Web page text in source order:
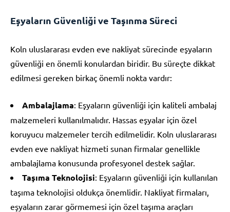
Eşyaların Güvenliği ve Taşınma Süreci
Koln uluslararası evden eve nakliyat sürecinde eşyaların
güvenliği en önemli konulardan biridir. Bu süreçte dikkat
edilmesi gereken birkaç önemli nokta vardır:
Ambalajlama: Eşyaların güvenliği için kaliteli ambalaj
malzemeleri kullanılmalıdır. Hassas eşyalar için özel
koruyucu malzemeler tercih edilmelidir. Koln uluslararası
evden eve nakliyat hizmeti sunan firmalar genellikle
ambalajlama konusunda profesyonel destek sağlar.
Taşıma Teknolojisi: Eşyaların güvenliği için kullanılan
taşıma teknolojisi oldukça önemlidir. Nakliyat firmaları,
eşyaların zarar görmemesi için özel taşıma araçları